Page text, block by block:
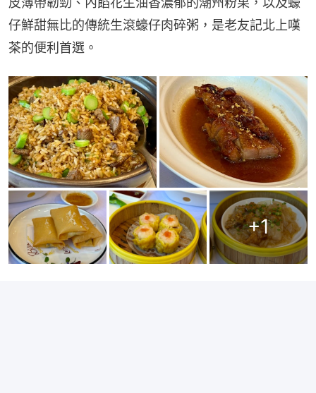
仔鮮甜無比的傳統生滾蠔仔肉碎粥，是老友記北上嘆
茶的便利首選。
+1